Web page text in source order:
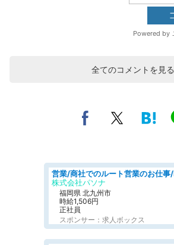
全てのコメントを見る
株式会社パソナ
福岡県 北九州市
時給1,506円
正社員
スポンサー：求人ボックス